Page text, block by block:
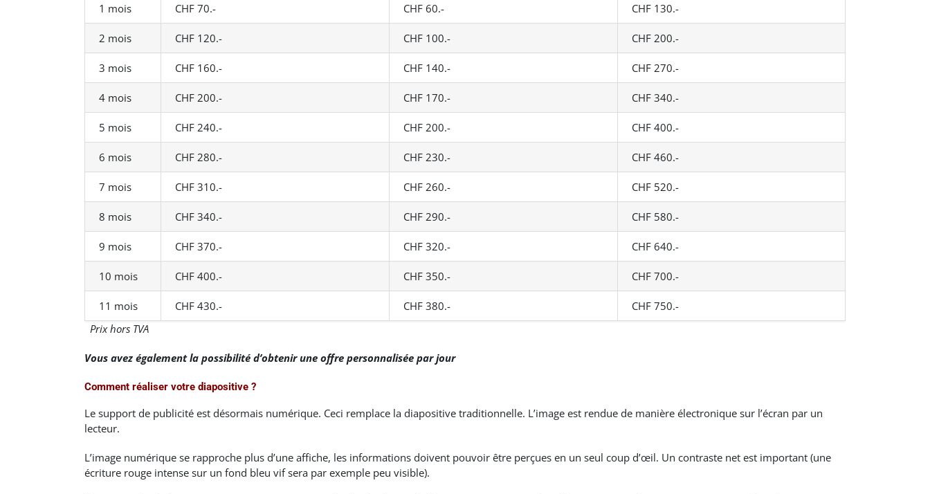
1 mois CHF 70.- CHF 60.- CHF 130.-
2 mois CHF 120.- CHF 100.- CHF 200.-
3 mois CHF 160.- CHF 140.- CHF 270.-
4 mois CHF 200.- CHF 170.- CHF 340.-
5 mois CHF 240.- CHF 200.- CHF 400.-
6 mois CHF 280.- CHF 230.- CHF 460.-
7 mois CHF 310.- CHF 260.- CHF 520.-
8 mois CHF 340.- CHF 290.- CHF 580.-
9 mois CHF 370.- CHF 320.- CHF 640.-
10 mois CHF 400.- CHF 350.- CHF 700.-
11 mois CHF 430.- CHF 380.-
CHF 750.-
Prix hors TVA
Vous avez également la possibilité d’obtenir une offre personnalisée par jour
Comment réaliser votre diapositive ?
Le support de publicité est désormais numérique. Ceci remplace la diapositive traditionnelle. L’image est rendue de manière électronique sur l’écran par un
lecteur.
L’image numérique se rapproche plus d’une affiche, les informations doivent pouvoir être perçues en un seul coup d’œil. Un contraste net est important (une
écriture rouge intense sur un fond bleu vif sera par exemple peu visible).